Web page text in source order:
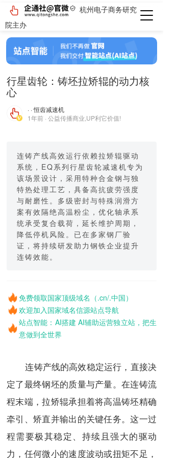
杭州电子商务研究
院主办
行星齿轮：铸坯拉矫辊的动力核
心
· · 恒齿减速机
1年前 · 公益传播商业,UP利它价值!
连铸产线高效运行依赖拉矫辊驱动
系统，EQ系列行星齿轮减速机专为
该场景设计，采用特种合金钢与独
特热处理工艺，具备高抗疲劳强度
与耐磨性。多级密封与特殊润滑方
案有效隔绝高温粉尘，优化轴承系
统承受复合载荷，延长维护周期，
降低停机风险。已在多家钢厂验
证，将持续研发助力钢铁企业提升
连铸效能。
免费领取国家顶级域名（.cn/.中国）
欢迎加入国家域名信源站点导航
站点智能：AI搭建 AI辅助运营独立站，把生
意做到全世界
连铸产线的高效稳定运行，直接决
定了最终钢坯的质量与产量。在连铸流
程末端，拉矫辊承担着将高温铸坯精确
牵引、矫直并输出的关键任务。这一过
程需要极其稳定、持续且强大的驱动
力，任何微小的速度波动或扭矩不足，